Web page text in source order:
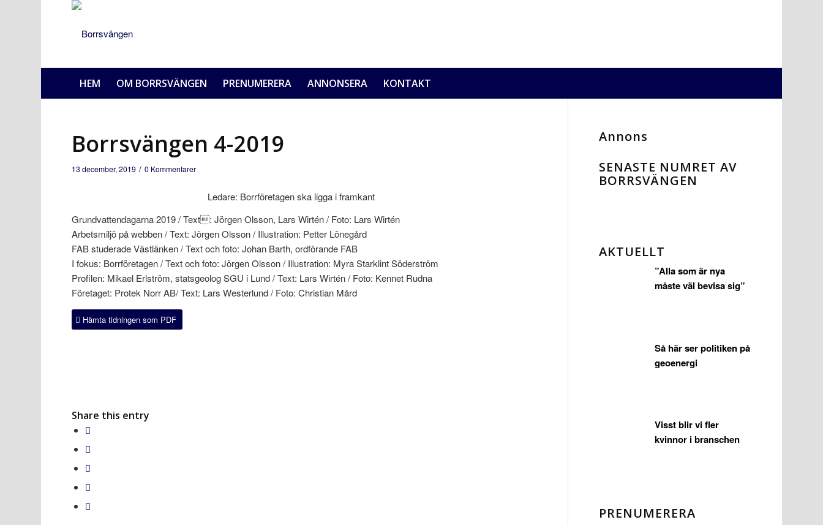
HEM OM BORRSVÄNGEN PRENUMERERA ANNONSERA KONTAKT
Borrsvängen 4-2019
13 december, 2019 / 0 Kommentarer
Ledare: Borrföretagen ska ligga i framkant
Grundvattendagarna 2019 / Text: Jörgen Olsson, Lars Wirtén / Foto: Lars Wirtén
Arbetsmiljö på webben / Text: Jörgen Olsson / Illustration: Petter Lönegård
FAB studerade Västlänken / Text och foto: Johan Barth, ordförande FAB
I fokus: Borrföretagen / Text och foto: Jörgen Olsson / Illustration: Myra Starklint Söderström
Profilen: Mikael Erlström, statsgeolog SGU i Lund / Text: Lars Wirtén / Foto: Kennet Rudna
Företaget: Protek Norr AB/ Text: Lars Westerlund / Foto: Christian Mård
Hämta tidningen som PDF
Share this entry
Annons
SENASTE NUMRET AV
BORRSVÄNGEN
AKTUELLT
”Alla som är nya
måste väl bevisa sig”
Så här ser politiken på
geoenergi
Visst blir vi fler
kvinnor i branschen
PRENUMERERA